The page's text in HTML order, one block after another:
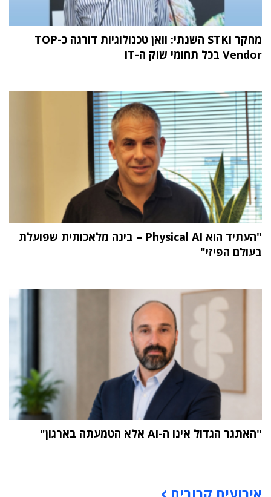
מחקר STKI השנתי: וואן טכנולוגיות דורגה כ-TOP
Vendor בכל תחומי שוק ה-IT
"העתיד הוא Physical AI – בינה מלאכותית שפועלת
בעולם הפיזי"
"האתגר הגדול אינו ה-AI אלא הטמעתה בארגון"
אירועים קרובים